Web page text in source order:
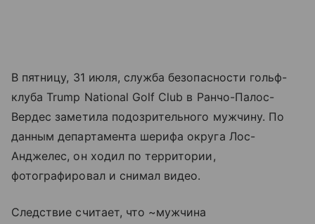
В пятницу, 31 июля, служба безопасности гольф-
клуба Trump National Golf Club в Ранчо-Палос-
Вердес заметила подозрительного мужчину. По
данным департамента шерифа округа Лос-
Анджелес, он ходил по территории,
фотографировал и снимал видео.
Следствие считает, что ~мужчина